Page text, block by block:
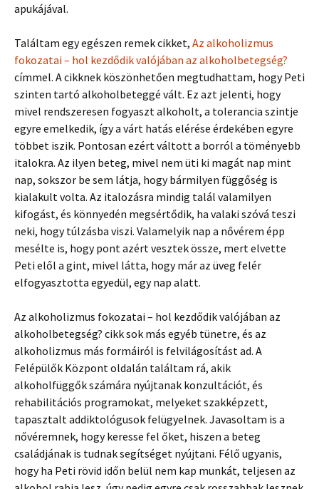
apukájával.
Találtam egy egészen remek cikket, Az alkoholizmus
fokozatai – hol kezdődik valójában az alkoholbetegség?
címmel. A cikknek köszönhetően megtudhattam, hogy Peti
szinten tartó alkoholbeteggé vált. Ez azt jelenti, hogy
mivel rendszeresen fogyaszt alkoholt, a tolerancia szintje
egyre emelkedik, így a várt hatás elérése érdekében egyre
többet iszik. Pontosan ezért váltott a borról a töményebb
italokra. Az ilyen beteg, mivel nem üti ki magát nap mint
nap, sokszor be sem látja, hogy bármilyen függőség is
kialakult volta. Az italozásra mindig talál valamilyen
kifogást, és könnyedén megsértődik, ha valaki szóvá teszi
neki, hogy túlzásba viszi. Valamelyik nap a nővérem épp
mesélte is, hogy pont azért vesztek össze, mert elvette
Peti elől a gint, mivel látta, hogy már az üveg felér
elfogyasztotta egyedül, egy nap alatt.
Az alkoholizmus fokozatai – hol kezdődik valójában az
alkoholbetegség? cikk sok más egyéb tünetre, és az
alkoholizmus más formáiról is felvilágosítást ad. A
Felépülők Központ oldalán találtam rá, akik
alkoholfüggők számára nyújtanak konzultációt, és
rehabilitációs programokat, melyeket szakképzett,
tapasztalt addiktológusok felügyelnek. Javasoltam is a
nővéremnek, hogy keresse fel őket, hiszen a beteg
családjának is tudnak segítséget nyújtani. Félő ugyanis,
hogy ha Peti rövid időn belül nem kap munkát, teljesen az